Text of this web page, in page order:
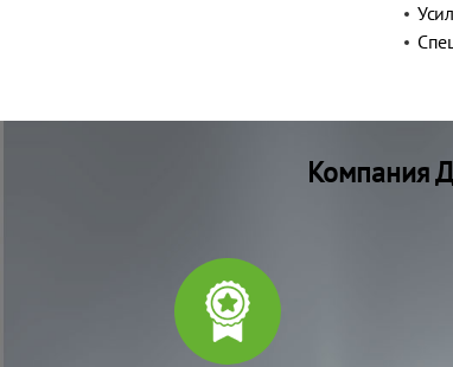
Компания